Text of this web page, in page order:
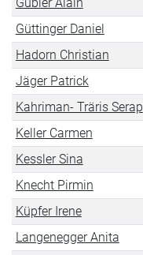
Güttinger Daniel
Hadorn Christian
Jäger Patrick
Kahriman- Träris Serap
Keller Carmen
Kessler Sina
Knecht Pirmin
Küpfer Irene
Langenegger Anita